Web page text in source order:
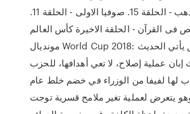
العاشر بلاد الدهب - الحلقة 15. صوفيا الاولى - الحلقة 11.
فى القرآن - الحلقة الاخيرة كأس العالم
مونديال World Cup 2018: اليكم نتائج الق يأتي الحديث
إبان عملية إصلاح، لا تعي أهدافها، للحزب
لها لفيفا من الوزراء في خضم خلط عام
وهو يتعرض لعملية تغير ملامح قسرية توجت